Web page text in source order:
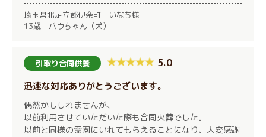
埼玉県北足立郡伊奈町 いなち様
13歳 バウちゃん（犬）
引取り合同供養 5.0
迅速な対応ありがとうございます。
偶然かもしれませんが、
以前利用させていただいた際も合同火葬でした。
以前と同様の霊園にいれてもらえることになり、大変感謝